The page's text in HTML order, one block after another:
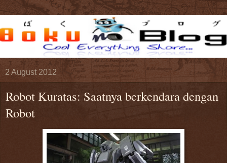
2 August 2012
Robot Kuratas: Saatnya berkendara dengan
Robot